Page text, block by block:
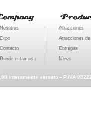
Nosotros
Expo
Contacto
Donde estamos
Atracciones
Atracciones
Entregas
News
interamente versato - P.IVA